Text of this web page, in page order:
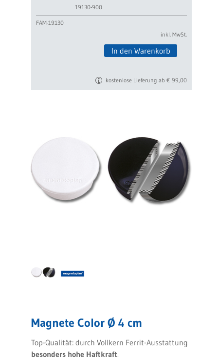
19130-900
FAM-19130
inkl. MwSt.
In den Warenkorb
kostenlose Lieferung ab € 99,00
Magnete Color Ø 4 cm
Top-Qualität: durch Vollkern Ferrit-Ausstattung
besonders hohe Haftkraft.